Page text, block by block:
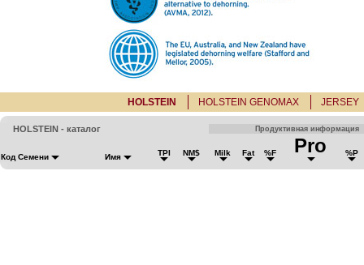
HOLSTEIN HOLSTEIN GENOMAX JERSEY
HOLSTEIN - каталог Продуктивная информация
Код Семени Имя TPI NM$ Milk Fat %F Pro %P